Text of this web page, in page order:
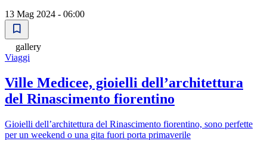
13 Mag 2024 - 06:00
gallery
Viaggi
Ville Medicee, gioielli dell’architettura
del Rinascimento fiorentino
Gioielli dell’architettura del Rinascimento fiorentino, sono perfette
per un weekend o una gita fuori porta primaverile